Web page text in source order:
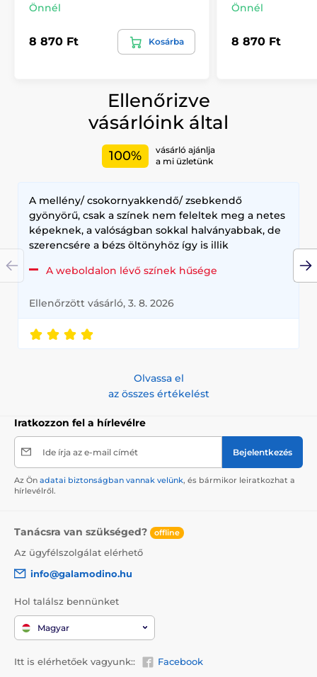
Önnél
8 870 Ft Kosárba
Önnél
8 870 Ft
Ellenőrizve
vásárlóink által
100%
vásárló ajánlja
a mi üzletünk
A mellény/ csokornyakkendő/ zsebkendő
gyönyörű, csak a színek nem feleltek meg a netes
képeknek, a valóságban sokkal halványabbak, de
szerencsére a bézs öltönyhöz így is illik
A weboldalon lévő színek hűsége
Ellenőrzött vásárló, 3. 8. 2026
Olvassa el
az összes értékelést
Iratkozzon fel a hírlevélre
Ide írja az e-mail címét Bejelentkezés
Az Ön adatai biztonságban vannak velünk, és bármikor leiratkozhat a
hírlevélről.
Tanácsra van szükséged? offline
Az ügyfélszolgálat elérhető
info@galamodino.hu
Hol találsz bennünket
Magyar
Itt is elérhetőek vagyunk:: Facebook